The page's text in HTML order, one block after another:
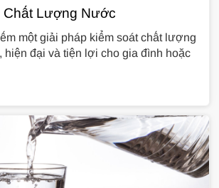
Chất Lượng Nước
một giải pháp kiểm soát chất lượng
hiện đại và tiện lợi cho gia đình hoặc